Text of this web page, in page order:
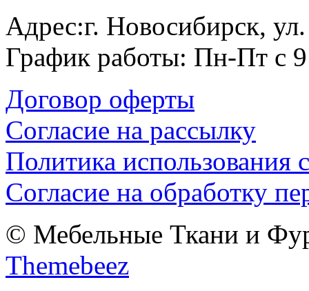
Адрес:г. Новосибирск,
График работы: Пн-Пт с
Договор оферты
Согласие на рассылку
Политика использования
Согласие на обработку
© Мебельные Ткани и
Themebeez